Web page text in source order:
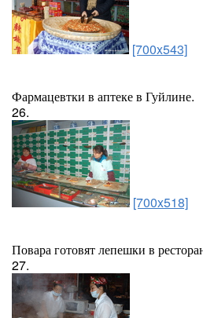
[700x543]
Фармацевтки в аптеке в Гуйлине.
26.
[700x518]
Повара готовят лепешки в
27.